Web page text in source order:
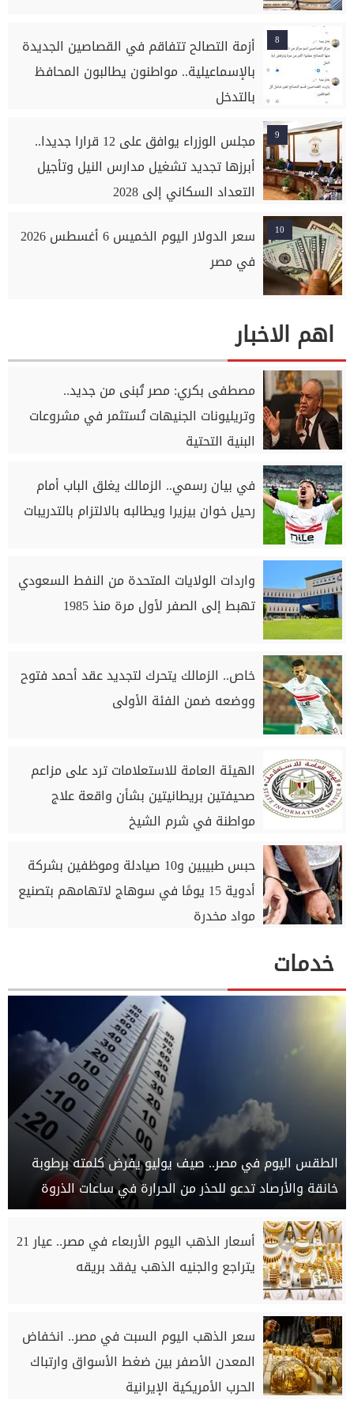
8
أزمة التصالح تتفاقم في القصاصين الجديدة
بالإسماعيلية.. مواطنون يطالبون المحافظ
بالتدخل
9
مجلس الوزراء يوافق على 12 قرارا جديدا..
أبرزها تجديد تشغيل مدارس النيل وتأجيل
التعداد السكاني إلى 2028
10
سعر الدولار اليوم الخميس 6 أغسطس 2026
في مصر
اهم الاخبار
مصطفى بكري: مصر تُبنى من جديد..
وتريليونات الجنيهات تُستثمر في مشروعات
البنية التحتية
في بيان رسمي.. الزمالك يغلق الباب أمام
رحيل خوان بيزيرا ويطالبه بالالتزام بالتدريبات
واردات الولايات المتحدة من النفط السعودي
تهبط إلى الصفر لأول مرة منذ 1985
خاص.. الزمالك يتحرك لتجديد عقد أحمد فتوح
ووضعه ضمن الفئة الأولى
الهيئة العامة للاستعلامات ترد على مزاعم
صحيفتين بريطانيتين بشأن واقعة علاج
مواطنة في شرم الشيخ
حبس طبيبين و10 صيادلة وموظفين بشركة
أدوية 15 يومًا في سوهاج لاتهامهم بتصنيع
مواد مخدرة
خدمات
الطقس اليوم في مصر.. صيف يوليو يفرض كلمته برطوبة
خانقة والأرصاد تدعو للحذر من الحرارة في ساعات الذروة
أسعار الذهب اليوم الأربعاء في مصر.. عيار 21
يتراجع والجنيه الذهب يفقد بريقه
سعر الذهب اليوم السبت في مصر.. انخفاض
المعدن الأصفر بين ضغط الأسواق وارتباك
الحرب الأمريكية الإيرانية